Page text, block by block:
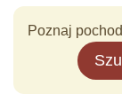
Poznaj